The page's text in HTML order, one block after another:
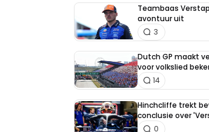
Teambaas
avontuur uit
3
Dutch GP maakt
voor volkslied
14
Hinchcliffe trekt
conclusie over
0